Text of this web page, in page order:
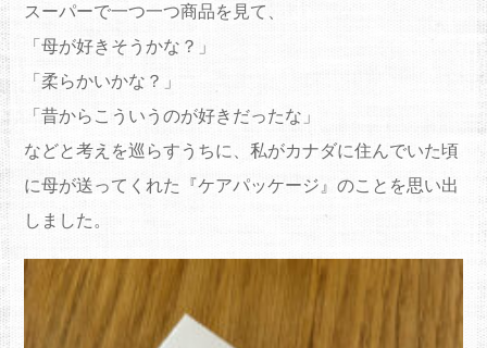
スーパーで一つ一つ商品を見て、
「母が好きそうかな？」
「柔らかいかな？」
「昔からこういうのが好きだったな」
などと考えを巡らすうちに、私がカナダに住んでいた頃
に母が送ってくれた『ケアパッケージ』のことを思い出
しました。